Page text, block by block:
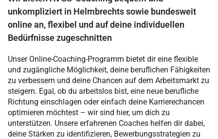
unkompliziert in Helmbrechts sowie bundesweit
online an, flexibel und auf deine individuellen
Bedürfnisse zugeschnitten
Unser Online-Coaching-Programm bietet dir eine flexible
und zugängliche Möglichkeit, deine beruflichen Fähigkeiten
zu verbessern und deine Chancen auf dem Arbeitsmarkt zu
steigern. Egal, ob du arbeitslos bist, eine neue berufliche
Richtung einschlagen oder einfach deine Karrierechancen
optimieren möchtest – wir sind hier, um dich zu
unterstützen. Unsere erfahrenen Coaches helfen dir dabei,
deine Stärken zu identifizieren, Bewerbungsstrategien zu